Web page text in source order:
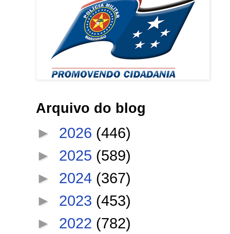
Arquivo do blog
► 2026 (446)
► 2025 (589)
► 2024 (367)
► 2023 (453)
► 2022 (782)